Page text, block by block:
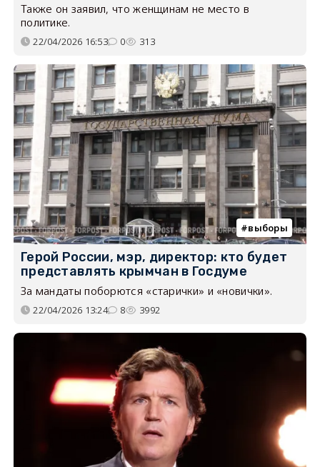
Также он заявил, что женщинам не место в
политике.
22/04/2026 16:53 0 313
выборы
Герой России, мэр, директор: кто будет
представлять крымчан в Госдуме
За мандаты поборются «старички» и «новички».
22/04/2026 13:24 8 3992